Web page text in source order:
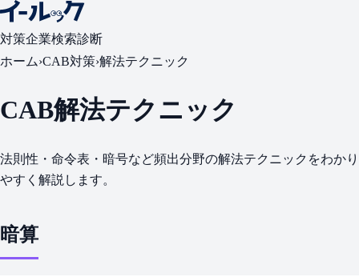
対策企業検索診断
ホーム›CAB対策›解法テクニック
CAB解法テクニック
法則性・命令表・暗号など頻出分野の解法テクニックをわかり
やすく解説します。
暗算